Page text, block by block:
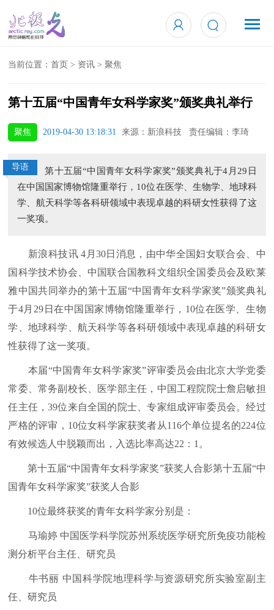
当前位置：首页 > 资讯 >聚焦
第十五届“中国青年女科学家奖”颁奖典礼举行
聚焦 2019-04-30 13:18:31 来源：新浪科技 责任编辑：李琦
导语
第十五届“中国青年女科学家奖”颁奖典礼于4月29日
在中国国家博物馆隆重举行，10位在医学、生物学、地球科
学、航天科学等各科研领域中表现卓越的科研女性获得了这
一奖项。
新浪科技讯 4月30日消息，由中华全国妇女联合会、中
国科学技术协会、中国联合国教科文组织全国委员会及欧莱
雅中国共同举办的第十五届“中国青年女科学家奖”颁奖典礼
于4月29日在中国国家博物馆隆重举行，10位在医学、生物
学、地球科学、航天科学等各科研领域中表现卓越的科研女
性获得了这一奖项。
本届“中国青年女科学家奖”评审委员会由北京大学党委
常委、常务副校长、医学部主任，中国工程院院士詹启敏担
任主任，39位来自全国的院士、专家组成评审委员会。经过
严格的评审，10位女科学家获奖者从116个单位提名的224位
有效候选人中脱颖而出，入选比率高达22：1。
第十五届“中国青年女科学家奖”获奖人合影第十五届“中
国青年女科学家奖”获奖人合影
10位最终获奖的青年女科学家分别是：
马瑜婷 中国医学科学院苏州系统医学研究所免疫功能检
测分析平台主任、研究员
牛书丽 中国科学院地理科学与资源研究所实验室副主
任、研究员